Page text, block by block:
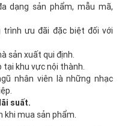
dạng sản phẩm, mẫu mã,
trình ưu đãi đặc biệt đối với
sản xuất qui định.
tại khu vực nội thành.
nhân viên là những nhạc
suất.
mua sản phẩm.